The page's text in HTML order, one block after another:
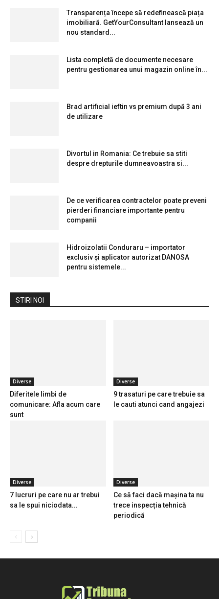
Transparența începe să redefinească piața
imobiliară. GetYourConsultant lansează un
nou standard...
Lista completă de documente necesare
pentru gestionarea unui magazin online în...
Brad artificial ieftin vs premium după 3 ani
de utilizare
Divortul in Romania: Ce trebuie sa stiti
despre drepturile dumneavoastra si...
De ce verificarea contractelor poate preveni
pierderi financiare importante pentru
companii
Hidroizolatii Conduraru – importator
exclusiv și aplicator autorizat DANOSA
pentru sistemele...
STIRI NOI
Diverse
Diferitele limbi de
comunicare: Afla acum care
sunt
Diverse
9 trasaturi pe care trebuie sa
le cauti atunci cand angajezi
Diverse
7 lucruri pe care nu ar trebui
sa le spui niciodata...
Diverse
Ce să faci dacă mașina ta nu
trece inspecția tehnică
periodică